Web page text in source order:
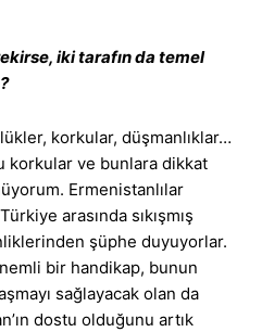
iki tarafın da temel
korkular, düşmanlıklar…
korkular ve bunlara dikkat
Ermenistanlılar
arasında sıkışmış
şüphe duyuyorlar.
bir handikap, bunun
sağlayacak olan da
dostu olduğunu artık